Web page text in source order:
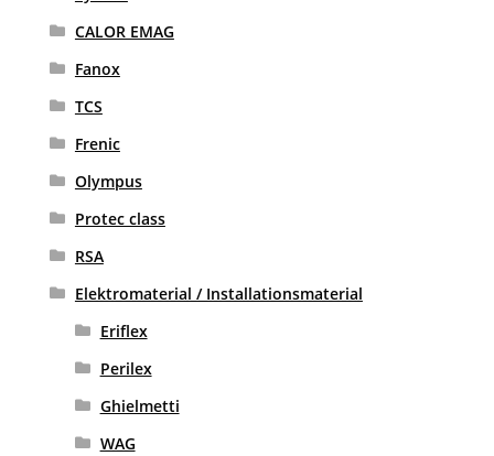
CALOR EMAG
Fanox
TCS
Frenic
Olympus
Protec class
RSA
Elektromaterial / Installationsmaterial
Eriflex
Perilex
Ghielmetti
WAG